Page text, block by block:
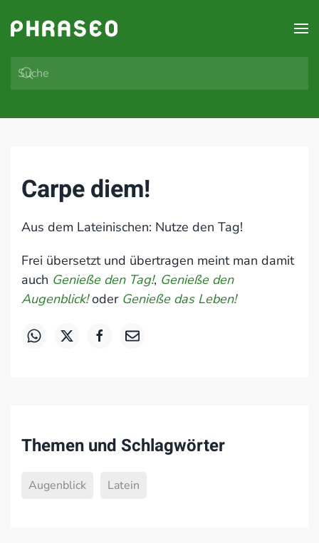
Zum Hauptinhalt springen
Carpe diem!
Aus dem Lateinischen: Nutze den Tag!
Frei übersetzt und übertragen meint man damit
auch Genieße den Tag!, Genieße den
Augenblick!oder Genieße das Leben!
Themen und Schlagwörter
Augenblick Latein